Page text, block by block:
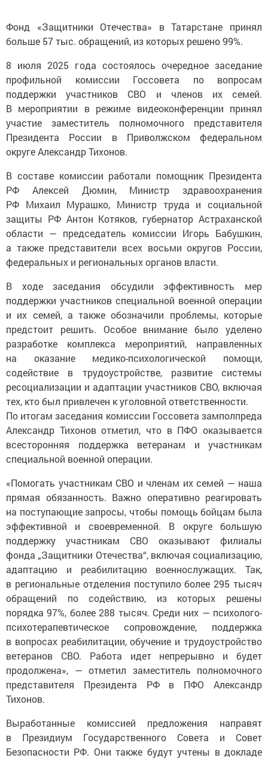
Фонд «Защитники Отечества» в Татарстане принял
больше 57 тыс. обращений, из которых решено 99%.
8 июля 2025 года состоялось очередное заседание
профильной комиссии Госсовета по вопросам
поддержки участников СВО и членов их семей.
В мероприятии в режиме видеоконференции принял
участие заместитель полномочного представителя
Президента России в Приволжском федеральном
округе Александр Тихонов.
В составе комиссии работали помощник Президента
РФ Алексей Дюмин, Министр здравоохранения
РФ Михаил Мурашко, Министр труда и социальной
защиты РФ Антон Котяков, губернатор Астраханской
области — председатель комиссии Игорь Бабушкин,
а также представители всех восьми округов России,
федеральных и региональных органов власти.
В ходе заседания обсудили эффективность мер
поддержки участников специальной военной операции
и их семей, а также обозначили проблемы, которые
предстоит решить. Особое внимание было уделено
разработке комплекса мероприятий, направленных
на оказание медико-психологической помощи,
содействие в трудоустройстве, развитие системы
ресоциализации и адаптации участников СВО, включая
тех, кто был привлечен к уголовной ответственности.
По итогам заседания комиссии Госсовета замполпреда
Александр Тихонов отметил, что в ПФО оказывается
всесторонняя поддержка ветеранам и участникам
специальной военной операции.
«Помогать участникам СВО и членам их семей — наша
прямая обязанность. Важно оперативно реагировать
на поступающие запросы, чтобы помощь бойцам была
эффективной и своевременной. В округе большую
поддержку участникам СВО оказывают филиалы
фонда „Защитники Отечества“, включая социализацию,
адаптацию и реабилитацию военнослужащих. Так,
в региональные отделения поступило более 295 тысяч
обращений по содействию, из которых решены
порядка 97%, более 288 тысяч. Среди них — психолого-
психотерапевтическое сопровождение, поддержка
в вопросах реабилитации, обучение и трудоустройство
ветеранов СВО. Работа идет непрерывно и будет
продолжена», — отметил заместитель полномочного
представителя Президента РФ в ПФО Александр
Тихонов.
Выработанные комиссией предложения направят
в Президиум Государственного Совета и Совет
Безопасности РФ. Они также будут учтены в докладе